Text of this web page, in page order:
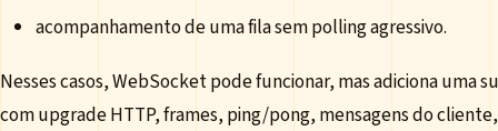
acompanhamento de uma fila sem polling agressivo.
Nesses casos, WebSocket pode funcionar, mas adiciona uma
com upgrade HTTP, frames, ping/pong, mensagens do